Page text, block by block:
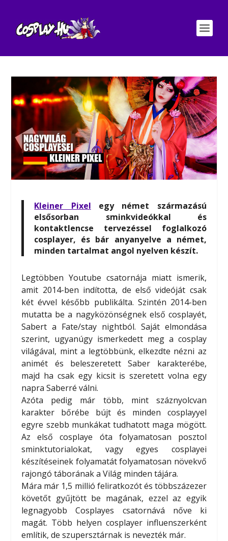
Kleiner Pixel egy német származású
elsősorban sminkvideókkal és
kontaktlencse tervezéssel foglalkozó
cosplayer, és bár anyanyelve a német,
minden tartalmat angol nyelven készít.
Legtöbben Youtube csatornája miatt ismerik,
amit 2014-ben indította, de első videóját csak
két évvel később publikálta. Szintén 2014-ben
mutatta be a nagyközönségnek első cosplayét,
Sabert a Fate/stay nightból. Saját elmondása
szerint, ugyanúgy ismerkedett meg a cosplay
világával, mint a legtöbbünk, elkezdte nézni az
animét és beleszeretett Saber karakterébe,
majd ha csak egy kicsit is szeretett volna egy
napra Saberré válni.
Azóta pedig már több, mint száznyolcvan
karakter bőrébe bújt és minden cosplayyel
egyre szebb munkákat tudhatott maga mögött.
Az első cosplaye óta folyamatosan posztol
sminktutorialokat, vagy egyes cosplayei
készítéseinek folyamatát folyamatosan növekvő
rajongó táborának a Világ minden tájára.
Mára már 1,5 millió feliratkozót és többszázezer
követőt gyűjtött be magának, ezzel az egyik
legnagyobb Cosplayes csatornává nőve ki
magát. Több helyen cosplayer influenszerként
említik, de szupersztárnak is nevezték már.